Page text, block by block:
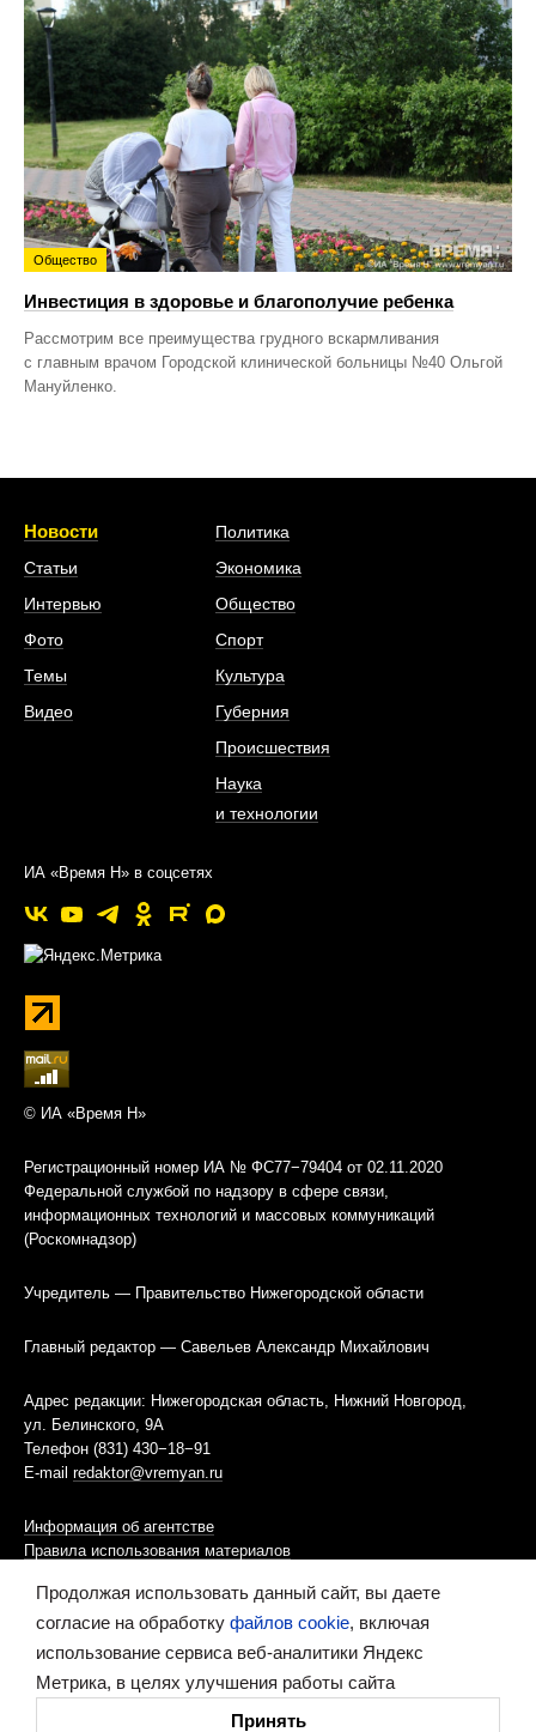
Общество
Инвестиция в здоровье и благополучие ребенка
Рассмотрим все преимущества грудного вскармливания
с главным врачом Городской клинической больницы №40 Ольгой
Мануйленко.
Новости
Статьи
Интервью
Фото
Темы
Видео
Политика
Экономика
Общество
Спорт
Культура
Губерния
Происшествия
Наука
и технологии
ИА «Время Н» в соцсетях
© ИА «Время Н»
Регистрационный номер ИА № ФС77−79404 от 02.11.2020
Федеральной службой по надзору в сфере связи,
информационных технологий и массовых коммуникаций
(Роскомнадзор)
Учредитель — Правительство Нижегородской области
Главный редактор — Савельев Александр Михайлович
Адрес редакции: Нижегородская область, Нижний Новгород,
ул. Белинского, 9А
Телефон (831) 430−18−91
E-mail redaktor@vremyan.ru
Информация об агентстве
Правила использования материалов
Информационная политика использования «cookies»-файлов
Ресурс содержит материалы 16+
Продолжая использовать данный сайт, вы даете
согласие на обработку файлов cookie, включая
использование сервиса веб-аналитики Яндекс
Метрика, в целях улучшения работы сайта
Принять